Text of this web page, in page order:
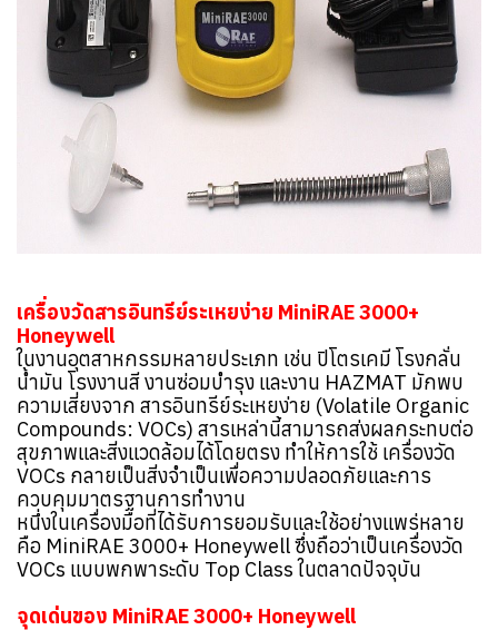
เครื่องวัดสารอินทรีย์ระเหยง่าย MiniRAE 3000+
Honeywell
ในงานอุตสาหกรรมหลายประเภท เช่น ปิโตรเคมี โรงกลั่น
น้ำมัน โรงงานสี งานซ่อมบำรุง และงาน HAZMAT มักพบ
ความเสี่ยงจาก สารอินทรีย์ระเหยง่าย (Volatile Organic
Compounds: VOCs) สารเหล่านี้สามารถส่งผลกระทบต่อ
สุขภาพและสิ่งแวดล้อมได้โดยตรง ทำให้การใช้ เครื่องวัด
VOCs กลายเป็นสิ่งจำเป็นเพื่อความปลอดภัยและการ
ควบคุมมาตรฐานการทำงาน
หนึ่งในเครื่องมือที่ได้รับการยอมรับและใช้อย่างแพร่หลาย
คือ MiniRAE 3000+ Honeywell ซึ่งถือว่าเป็นเครื่องวัด
VOCs แบบพกพาระดับ Top Class ในตลาดปัจจุบัน
จุดเด่นของ MiniRAE 3000+ Honeywell